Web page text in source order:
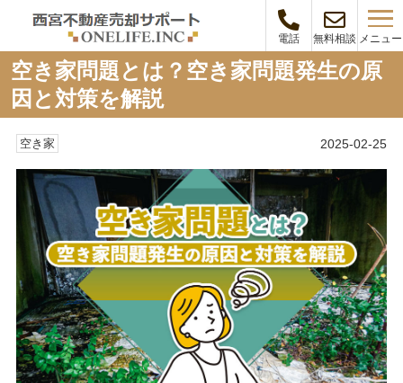
電話 無料相談 メニュー
空き家問題とは？空き家問題発生の原
因と対策を解説
空き家 2025-02-25